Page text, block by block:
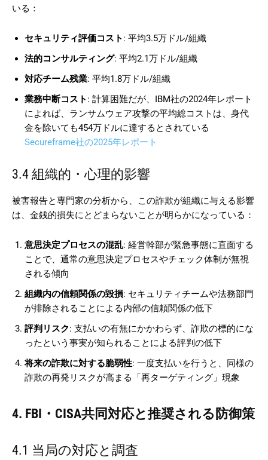
いる：
セキュリティ評価コスト : 平均3.5万ドル/組織
法的コンサルティング: 平均2.1万ドル/組織
対応チーム残業: 平均1.8万ドル/組織
業務中断コスト : 計算困難だが、IBM社の2024年レポート
によれば、ランサムウェア攻撃の平均総コストは、身代
金を除いても454万ドルに達するとされている
Secureframe社の2025年レポート
3.4 組織的・心理的影響
被害報告と専門家の分析から、この詐欺が組織に与える影響
は、金銭的損失にとどまらないことが明らかになっている：
意思決定プロセスの混乱: 経営幹部が緊急事態に直面する
ことで、通常の意思決定プロセスやチェック体制が無視
される傾向
組織内の信頼関係の毀損: セキュリティチームや法務部門
が排除されることによる内部の信頼関係の低下
評判リスク: 支払いの有無にかかわらず、詐欺の標的にな
ったという事実が知られることによる評判の低下
将来の詐欺に対する脆弱性: 一度支払いを行うと、同様の
詐欺の再発リスクが高まる「再ターゲティング」現象
4. FBI・CISA共同対応と推奨される防御策
4.1 当局の対応と調査